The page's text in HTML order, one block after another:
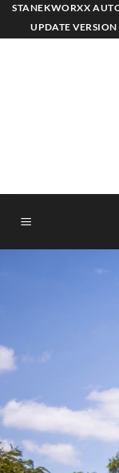
Zum
Inhalt
STANEKWORXX
UPDATE